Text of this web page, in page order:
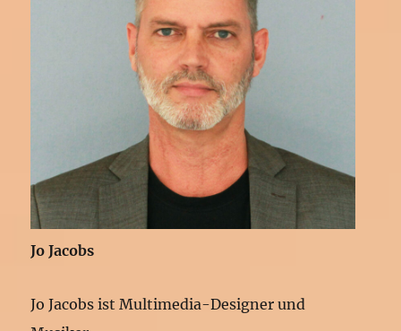
Jo Jacobs
Jo Jacobs ist Multimedia-Designer und